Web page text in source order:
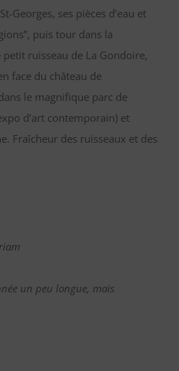
Georges, ses pièces d’eau et
puis tour dans la
ruisseau de La Gondoire,
face du château de
le magnifique parc de
d’art contemporain) et
Fraîcheur des ruisseaux et des
un peu longue, mais